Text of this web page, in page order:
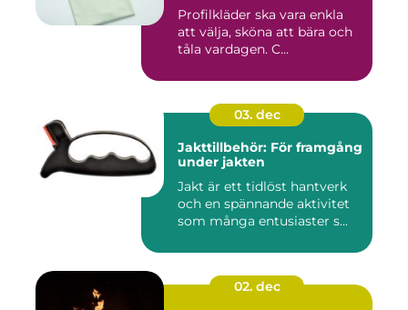
Profilkläder ska vara enkla
att välja, sköna att bära och
tåla vardagen. C...
03. dec
Jakttillbehör: För framgång
under jakten
Jakt är ett tidlöst hantverk
och en spännande aktivitet
som många entusiaster s...
02. dec